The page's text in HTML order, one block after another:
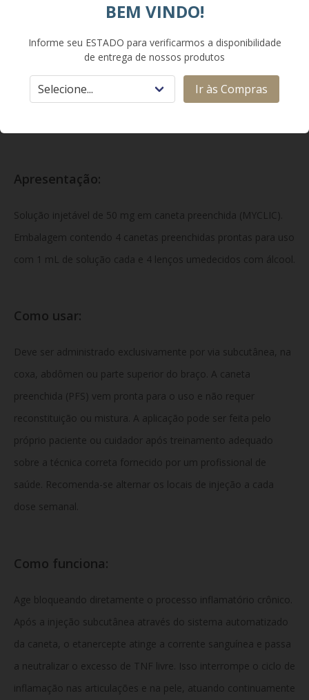
hidratado e água para injetáveis.
Classe Terapêutica:
Antirreumático Biológico / Inibidor do Fator de Necrose
Apresentação:
Solução injetável de 50 mg em caneta preenchida (MYCLIC).
Embalagem contendo 4 canetas preenchidas prontas para uso
com 1 mL de solução cada e 4 lenços umedecidos com álcool.
Como usar:
Deve ser administrado exclusivamente por via subcutânea, na
coxa, abdômen ou parte superior do braço. A caneta
preenchida (PFS) vem pronta para o uso e não requer
reconstituição ou mistura. A aplicação pode ser feita pelo
próprio paciente ou cuidador após treinamento adequado
sobre a técnica correta fornecido por um profissional de
saúde. Recomenda-se alternar os locais de injeção a cada
dose semanal.
Como funciona:
Age bloqueando diretamente o processo inflamatório crônico.
Após a injeção subcutânea através do sistema automatizado
da caneta, o etanercepte atinge a corrente sanguínea e passa
a neutralizar o excesso de TNF livre. Isso interrompe o ciclo de
inflamação nas articulações e na pele, atuando continuamente
BEM VINDO!
Informe seu ESTADO para verificarmos a disponibilidade
de entrega de nossos produtos
Ir às Compras